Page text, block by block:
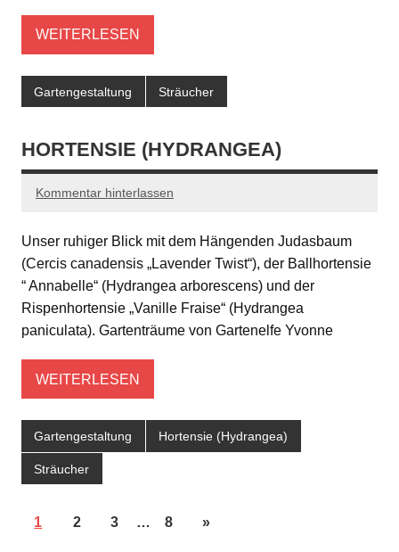
WEITERLESEN
Gartengestaltung Sträucher
HORTENSIE (HYDRANGEA)
Kommentar hinterlassen
Unser ruhiger Blick mit dem Hängenden Judasbaum
(Cercis canadensis „Lavender Twist“), der Ballhortensie
“ Annabelle“ (Hydrangea arborescens) und der
Rispenhortensie „Vanille Fraise“ (Hydrangea
paniculata). Gartenträume von Gartenelfe Yvonne
WEITERLESEN
Gartengestaltung Hortensie (Hydrangea)
Sträucher
1 2 3 … 8 »